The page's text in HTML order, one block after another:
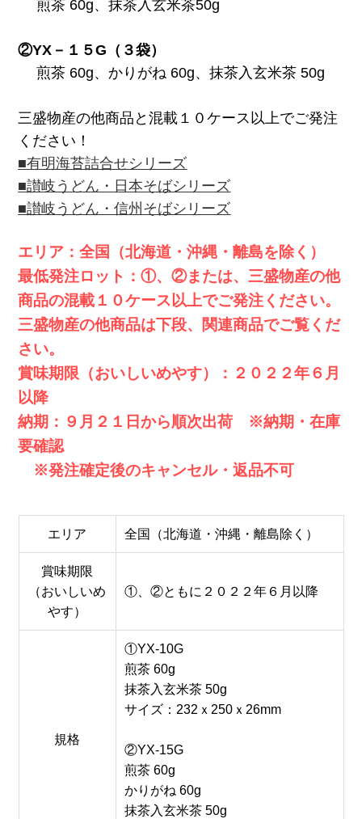
煎茶 60g、抹茶入玄米茶50g
②YX－１５G（３袋）
煎茶 60g、かりがね 60g、抹茶入玄米茶 50g
三盛物産の他商品と混載１０ケース以上でご発注
ください！
■有明海苔詰合せシリーズ
■讃岐うどん・日本そばシリーズ
■讃岐うどん・信州そばシリーズ
エリア：全国（北海道・沖縄・離島を除く）
最低発注ロット：①、②または、三盛物産の他
商品の混載１０ケース以上でご発注ください。
三盛物産の他商品は下段、関連商品でご覧くだ
さい。
賞味期限（おいしいめやす）：２０２２年６月
以降
納期：９月２１日から順次出荷 ※納期・在庫
要確認
※発注確定後のキャンセル・返品不可
エリア 全国（北海道・沖縄・離島除く）
賞味期限
（おいしいめ
やす）
①、②ともに２０２２年６月以降
規格
①YX-10G
煎茶 60g
抹茶入玄米茶 50g
サイズ：232ｘ250ｘ26mm
②YX-15G
煎茶 60g
かりがね 60g
抹茶入玄米茶 50g